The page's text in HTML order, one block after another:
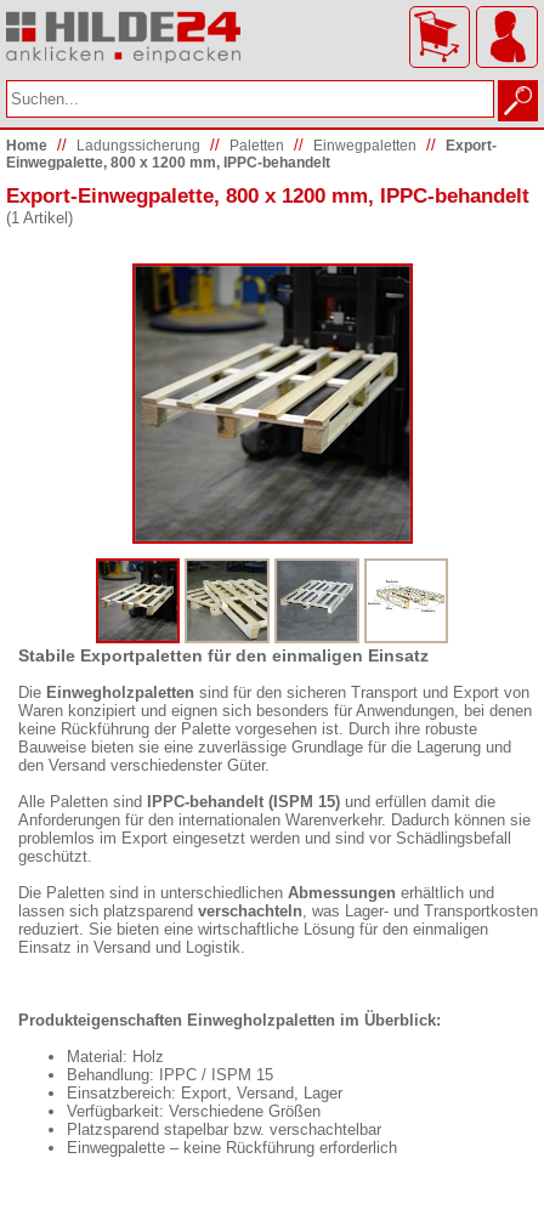
Home // Ladungs­sicherung // Paletten // Einwegpaletten //
Export-
Einwegpalette, 800 x 1200 mm, IPPC-behandelt
Export-Einwegpalette, 800 x 1200 mm, IPPC-behandelt
(1 Artikel)
Stabile Exportpaletten für den einmaligen Einsatz
Die Einwegholzpaletten sind für den sicheren Transport und Export von
Waren konzipiert und eignen sich besonders für Anwendungen, bei denen
keine Rückführung der Palette vorgesehen ist. Durch ihre robuste
Bauweise bieten sie eine zuverlässige Grundlage für die Lagerung und
den Versand verschiedenster Güter.
Alle Paletten sind
IPPC-behandelt (ISPM 15) und erfüllen damit die
Anforderungen für den internationalen Warenverkehr. Dadurch können sie
problemlos im Export eingesetzt werden und sind vor Schädlingsbefall
geschützt.
Die Paletten sind in unterschiedlichen Abmessungen erhältlich und
lassen sich platzsparend verschachteln , was Lager- und Transportkosten
reduziert. Sie bieten eine wirtschaftliche Lösung für den einmaligen
Einsatz in Versand und Logistik.
Produkteigenschaften Einwegholzpaletten im Überblick:
Material: Holz
Behandlung: IPPC / ISPM 15
Einsatzbereich: Export, Versand, Lager
Verfügbarkeit: Verschiedene Größen
Platzsparend stapelbar bzw. verschachtelbar
Einwegpalette – keine Rückführung erforderlich